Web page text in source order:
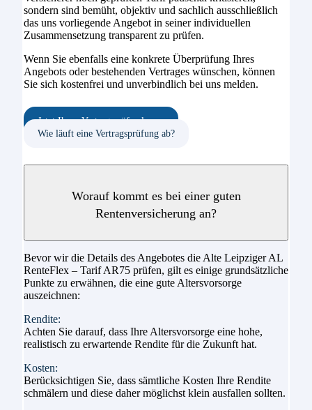
sondern sind bemüht, objektiv und sachlich ausschließlich
das uns vorliegende Angebot in seiner individuellen
Zusammensetzung transparent zu prüfen.
Wenn Sie ebenfalls eine konkrete Überprüfung Ihres
Angebots oder bestehenden Vertrages wünschen, können
Sie sich kostenfrei und unverbindlich bei uns melden.
Jetzt Ihren Vertrag prüfen lassen
Wie läuft eine Vertragsprüfung ab?
Worauf kommt es bei einer guten
Rentenversicherung an?
Bevor wir die Details des Angebotes die Alte Leipziger AL
RenteFlex – Tarif AR75 prüfen, gilt es einige grundsätzliche
Punkte zu erwähnen, die eine gute Altersvorsorge
auszeichnen:
Rendite:
Achten Sie darauf, dass Ihre Altersvorsorge eine hohe,
realistisch zu erwartende Rendite für die Zukunft hat.
Kosten:
Berücksichtigen Sie, dass sämtliche Kosten Ihre Rendite
schmälern und diese daher möglichst klein ausfallen sollten.